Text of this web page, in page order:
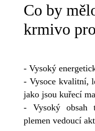
Co by
krmivo
- Vysoký
- Vysoce kvalitní,
jako jsou kuřecí
- Vysoký obsah
plemen vedoucí